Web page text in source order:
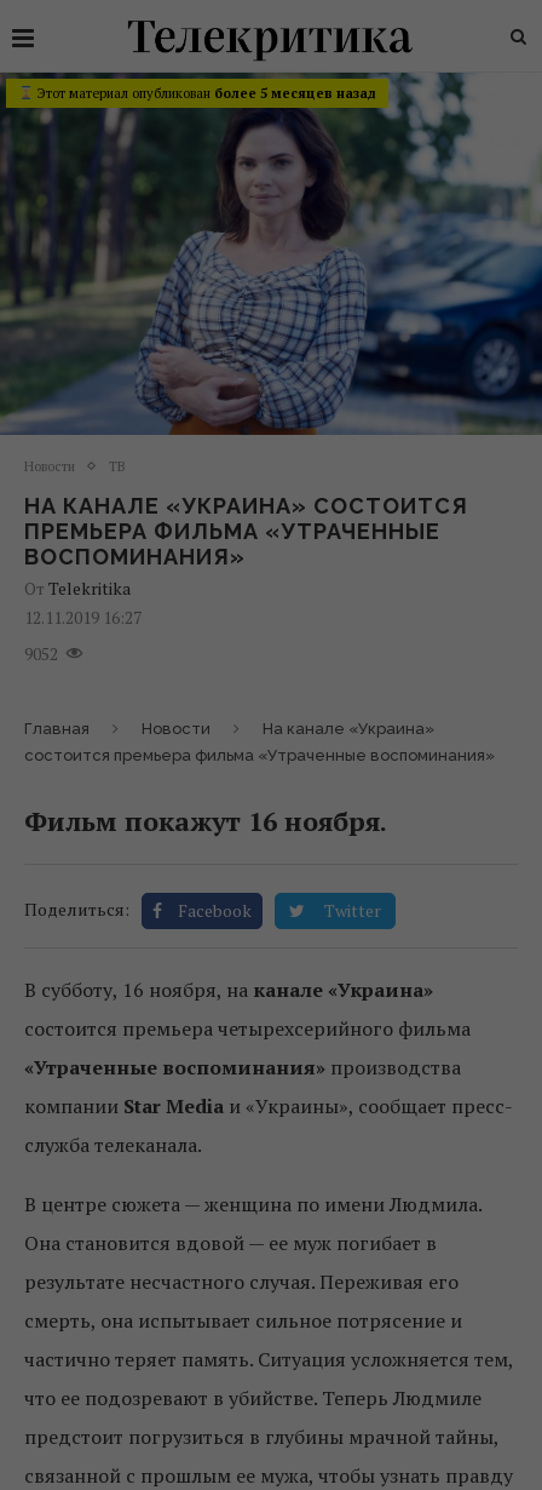
Этот материал опубликован более 5 месяцев назад
Новости ТВ
НА КАНАЛЕ «УКРАИНА» СОСТОИТСЯ
ПРЕМЬЕРА ФИЛЬМА «УТРАЧЕННЫЕ
ВОСПОМИНАНИЯ»
От Telekritika
12.11.2019 16:27
9052
Главная Новости
На канале «Украина»
состоится премьера фильма «Утраченные воспоминания»
Фильм покажут 16 ноября.
Поделиться: Facebook Twitter
В субботу, 16 ноября, на канале «Украина»
состоится премьера четырехсерийного фильма
«Утраченные воспоминания» производства
компании StarMedia и «Украины», сообщает пресс-
служба телеканала.
В центре сюжета — женщина по имени Людмила.
Она становится вдовой — ее муж погибает в
результате несчастного случая. Переживая его
смерть, она испытывает сильное потрясение и
частично теряет память. Ситуация усложняется тем,
что ее подозревают в убийстве. Теперь Людмиле
предстоит погрузиться в глубины мрачной тайны,
связанной с прошлым ее мужа, чтобы узнать правду